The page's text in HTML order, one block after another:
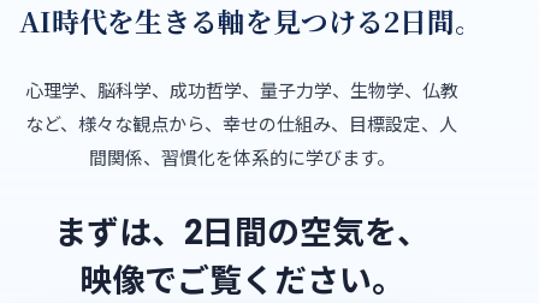
AI時代を生きる軸を見つける2日間。
心理学、脳科学、成功哲学、量子力学、生物学、仏教
など、様々な観点から、幸せの仕組み、目標設定、人
間関係、習慣化を体系的に学びます。
まずは、2日間の空気を、
映像でご覧ください。